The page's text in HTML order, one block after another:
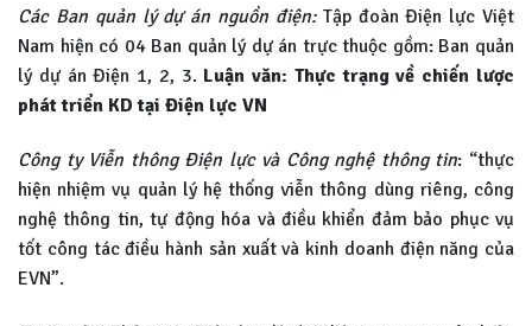
Các Ban quản lý dự án nguồn điện:Tập đoàn Điện lực Việt
Nam hiện có 04 Ban quản lý dự án trực thuộc gồm: Ban quản
lý dự án Điện 1, 2, 3. Luận văn: Thực trạng về chiến lược
phát triển KD tại Điện lực VN
Công ty Viễn thông Điện lực và Công nghệ thông tin: “thực
hiện nhiệm vụ quản lý hệ thống viễn thông dùng riêng, công
nghệ thông tin, tự động hóa và điều khiển đảm bảo phục vụ
tốt công tác điều hành sản xuất và kinh doanh điện năng của
EVN”.